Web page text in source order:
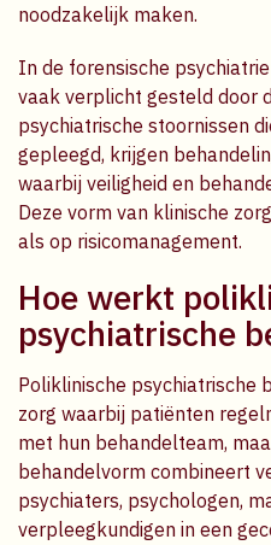
noodzakelijk maken.
In de forensische
vaak verplicht gesteld door
psychiatrische stoornissen
gepleegd, krijgen
waarbij veiligheid en
Deze vorm van klinische
als op risicomanagement.
Hoe werkt
psychiatrische
Poliklinische psychiatrische
zorg waarbij patiënten
met hun behandelteam,
behandelvorm combineert
psychiaters, psychologen,
verpleegkundigen in een